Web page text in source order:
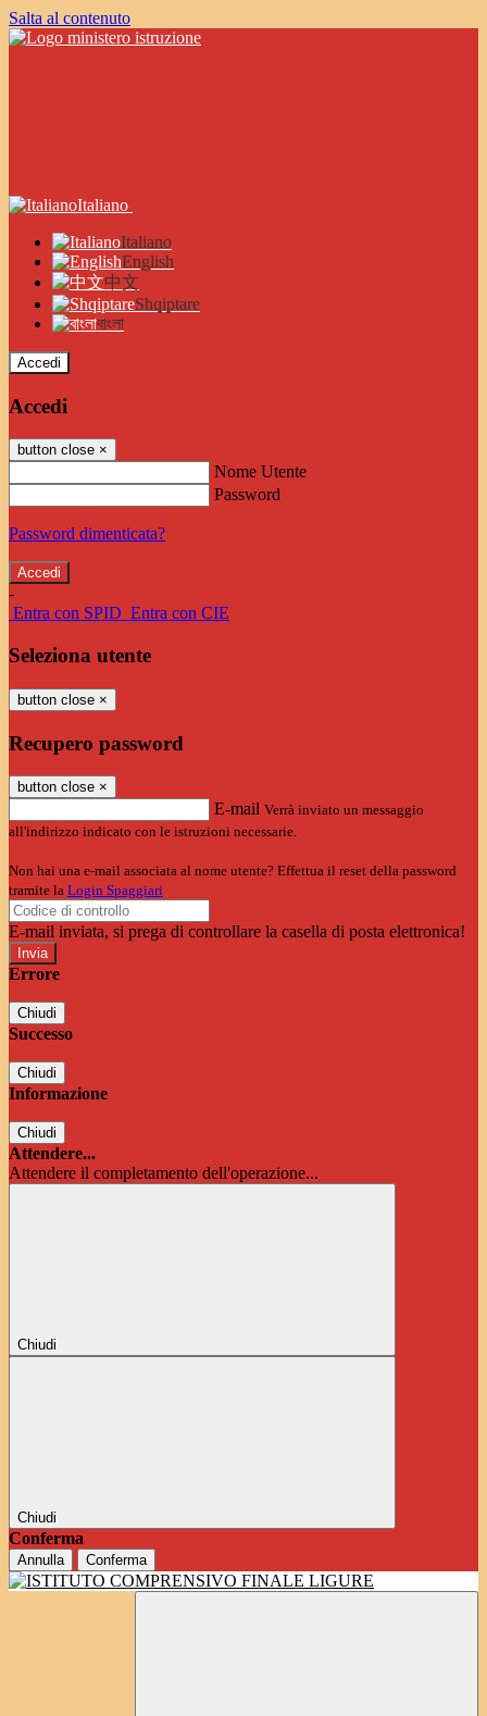
Salta al contenuto
Italiano
Italiano
English
中文
Shqiptare
বাংলা
Accedi
Accedi
button close ×
Nome Utente
Password
Password dimenticata?
-
Entra con SPID Entra con CIE
Seleziona utente
button close ×
Recupero password
button close ×
E-mail Verrà inviato un messaggio
all'indirizzo indicato con le istruzioni necessarie.
Non hai una e-mail associata al nome utente? Effettua il reset della password
tramite la Login Spaggiari
E-mail inviata, si prega di controllare la casella di posta elettronica!
Errore
Chiudi
Successo
Chiudi
Informazione
Chiudi
Attendere...
Attendere il completamento dell'operazione...
Chiudi
Chiudi
Conferma
Annulla Conferma